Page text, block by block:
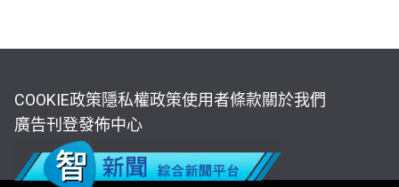
COOKIE政策隱私權政策使用者條款關於我們
廣告刊登發佈中心